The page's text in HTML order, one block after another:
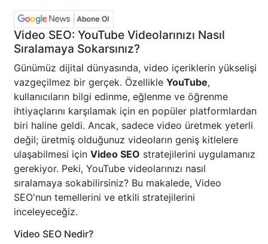
Video SEO: YouTube Videolarınızı Nasıl
Sıralamaya Sokarsınız?
Günümüz dijital dünyasında, video içeriklerin yükselişi
vazgeçilmez bir gerçek. Özellikle YouTube,
kullanıcıların bilgi edinme, eğlenme ve öğrenme
ihtiyaçlarını karşılamak için en popüler platformlardan
biri haline geldi. Ancak, sadece video üretmek yeterli
değil; üretmiş olduğunuz videoların geniş kitlelere
ulaşabilmesi için Video SEO stratejilerini uygulamanız
gerekiyor. Peki, YouTube videolarınızı nasıl
sıralamaya sokabilirsiniz? Bu makalede, Video
SEO'nun temellerini ve etkili stratejilerini
inceleyeceğiz.
Video SEO Nedir?